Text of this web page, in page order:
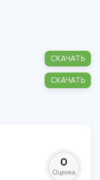
СКАЧАТЬ
СКАЧАТЬ
0
Оценка